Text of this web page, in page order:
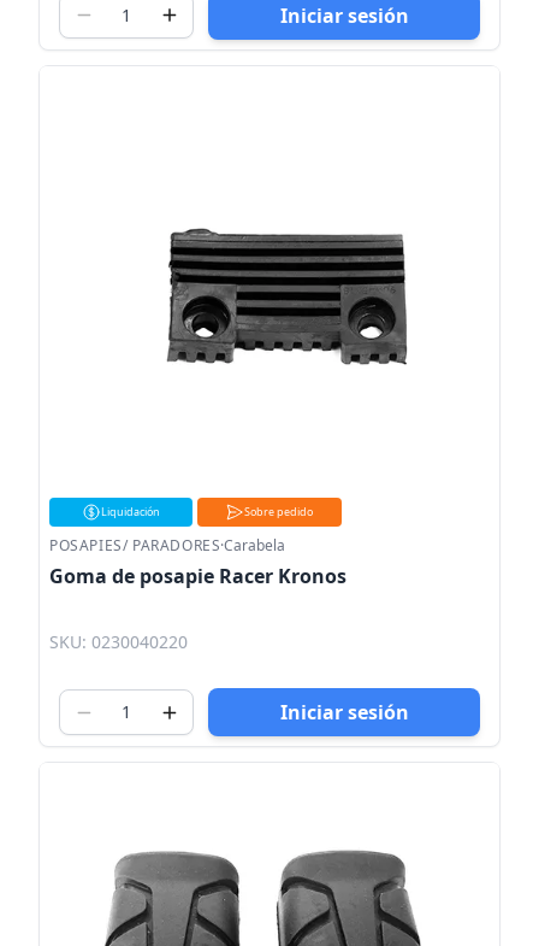
Iniciar sesión
Liquidación Sobre pedido
POSAPIES/ PARADORES·Carabela
Goma de posapie Racer Kronos
SKU: 0230040220
Iniciar sesión